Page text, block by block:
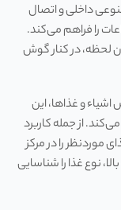
داخلی و اتصال
را فراهم می‌کند.
در کنار گوش
و غذاها، این
از جمله کاربرد
را در مرکز
نوع غذا را شناسایی